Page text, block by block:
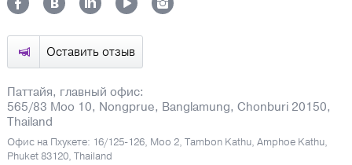
Оставить отзыв
Паттайя, главный офис:
565/83 Moo 10, Nongprue, Banglamung, Chonburi 20150,
Thailand
Офис на Пхукете: 16/125-126, Moo 2, Tambon Kathu, Amphoe Kathu,
Phuket 83120, Thailand